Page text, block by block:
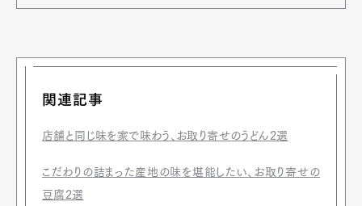
関連記事
店舗と同じ味を家で味わう、お取り寄せのうどん2選
こだわりの詰まった産地の味を堪能したい、お取り寄せの
豆腐2選